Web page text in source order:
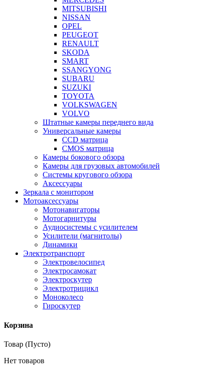
MITSUBISHI
NISSAN
OPEL
PEUGEOT
RENAULT
SKODA
SMART
SSANGYONG
SUBARU
SUZUKI
TOYOTA
VOLKSWAGEN
VOLVO
Штатные камеры переднего вида
Универсальные камеры
CCD матрица
CMOS матрица
Камеры бокового обзора
Камеры для грузовых автомобилей
Системы кругового обзора
Аксессуары
Зеркала с монитором
Мотоаксессуары
Мотонавигаторы
Мотогарнитуры
Аудиосистемы с усилителем
Усилители (магнитолы)
Динамики
Электротранспорт
Электровелосипед
Электросамокат
Электроскутер
Электротрицикл
Моноколесо
Гироскутер
Корзина
Товар (Пусто)
Нет товаров